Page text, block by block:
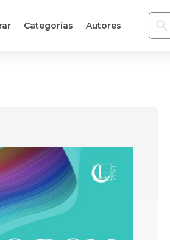
Categorias Autores